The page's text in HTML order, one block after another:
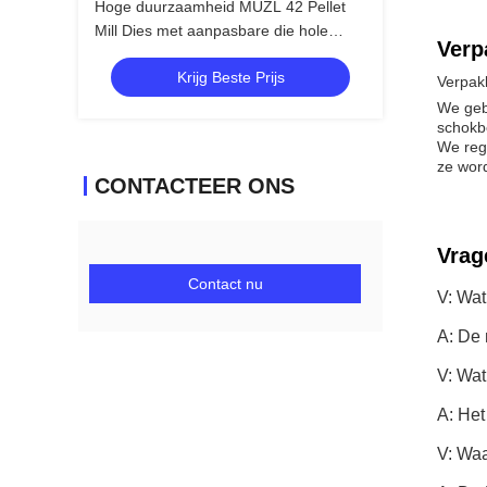
Hoge duurzaamheid MUZL 42 Pellet
Mill Dies met aanpasbare die hole
configuraties
Krijg Beste Prijs
CONTACTEER ONS
Contact nu
We
We
ze
V:
A: De
V:
A:
V: